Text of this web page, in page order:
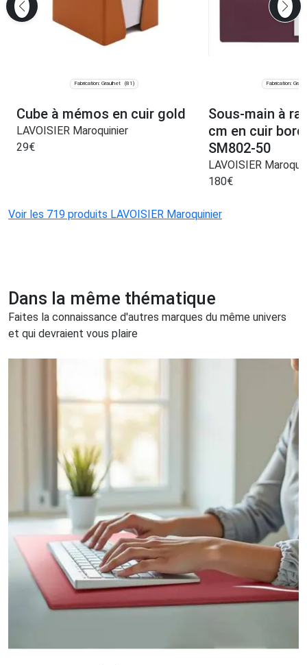
Fabrication: Graulhet (81)
Cube à mémos en cuir gold
LAVOISIER Maroquinier
29€
Fabrication:
Sous-main à
cm en cuir
SM802-50
LAVOISIER
180€
Voir les 719 produits LAVOISIER Maroquinier
Dans la même thématique
Faites la connaissance d'autres marques du même univers
et qui devraient vous plaire